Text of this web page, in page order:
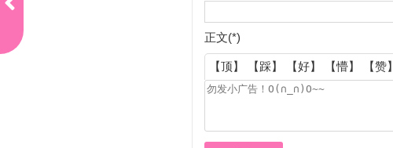
正文(*)
【顶】 【踩】 【好】 【懵】 【赞】